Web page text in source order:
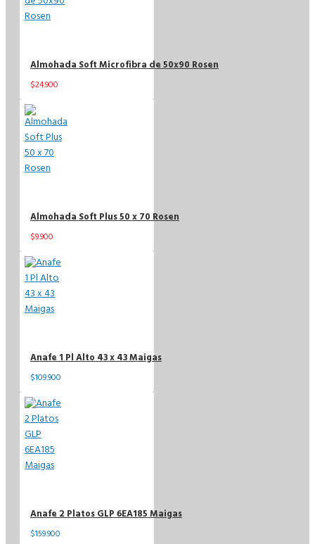
Almohada Soft Microfibra de 50x90 Rosen
$24.900
Almohada Soft Plus 50 x 70 Rosen
$9.900
Anafe 1 Pl Alto 43 x 43 Maigas
$109.900
Anafe 2 Platos GLP 6EA185 Maigas
$159.900